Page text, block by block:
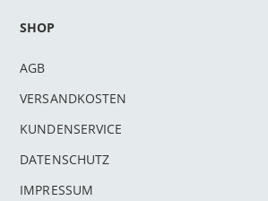
SHOP
AGB
VERSANDKOSTEN
KUNDENSERVICE
DATENSCHUTZ
IMPRESSUM